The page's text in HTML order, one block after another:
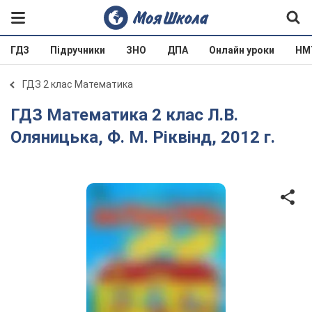
ГДЗ Підручники ЗНО ДПА Онлайн уроки
ГДЗ 2 клас Математика
ГДЗ Математика 2 клас Л.В.
Оляницька, Ф. М. Ріквінд, 2012 г.